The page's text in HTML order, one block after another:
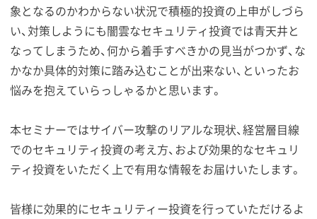
象となるのかわからない状況で積極的投資の上申がしづら
い、対策しようにも闇雲なセキュリティ投資では青天井と
なってしまうため、何から着手すべきかの見当がつかず、な
かなか具体的対策に踏み込むことが出来ない、といったお
悩みを抱えていらっしゃるかと思います。
本セミナーではサイバー攻撃のリアルな現状、経営層目線
でのセキュリティ投資の考え方、および効果的なセキュリ
ティ投資をいただく上で有用な情報をお届けいたします。
皆様に効果的にセキュリティー投資を行っていただけるよ